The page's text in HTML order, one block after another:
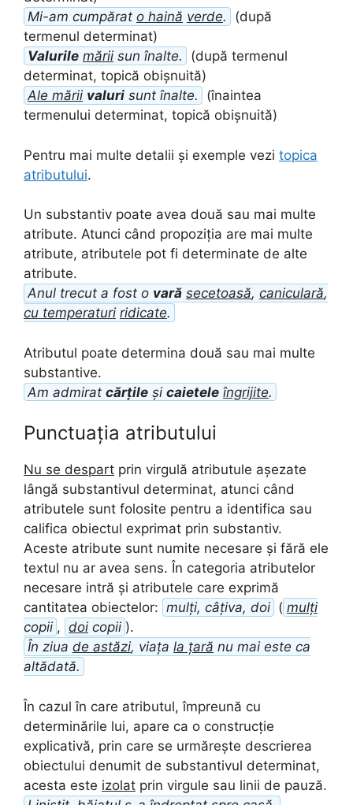
Mi-am cumpărat o haină verde.
(după
termenul determinat)
Valurile mării sun înalte.
(după termenul
determinat, topică obișnuită)
Ale mării valuri sunt înalte.
(înaintea
termenului determinat, topică obișnuită)
Pentru mai multe detalii și exemple vezi topica
atributului.
Un substantiv poate avea două sau mai multe
atribute. Atunci când propoziția are mai multe
atribute, atributele pot fi determinate de alte
atribute.
Anul trecut a fost o vară secetoasă, caniculară,
cu temperaturi ridicate.
Atributul poate determina două sau mai multe
substantive.
Am admirat cărțile și caietele îngrijite.
Punctuația atributului
Nu se despart prin virgulă atributule așezate
lângă substantivul determinat, atunci când
atributele sunt folosite pentru a identifica sau
califica obiectul exprimat prin substantiv.
Aceste atribute sunt numite necesare și fără ele
textul nu ar avea sens. În categoria atributelor
necesare intră și atributele care exprimă
cantitatea obiectelor: mulți, câțiva, doi ( mulți
copii , doi copii ).
În ziua de astăzi, viața la țară nu mai este ca
altădată.
În cazul în care atributul, împreună cu
determinările lui, apare ca o construcție
explicativă, prin care se urmărește descrierea
obiectului denumit de substantivul determinat,
acesta este izolat prin virgule sau linii de pauză.